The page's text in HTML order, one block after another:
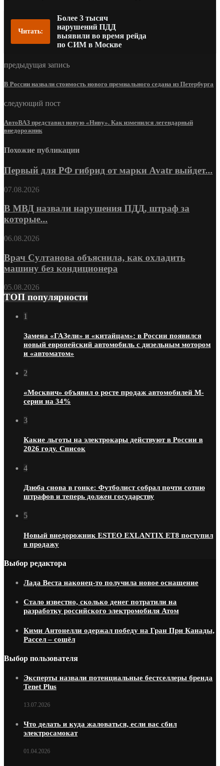
Читать:
Более 3 тысяч
нарушений ПДД
выявили во время рейда
по СИМ в Москве
предыдущая запись
В России назвали стоимость нового премиального седана из Петербурга
следующий пост
АвтоВАЗ представил новую «Ниву». Как изменился легендарный
внедорожник
Похожие публикации
Первый для РФ гибрид от марки Avatr выйдет...
07.08.2026
В МВД назвали нарушения ПДД, штраф за
которые...
06.08.2026
Врач Султанова объяснила, как охладить
машину без кондиционера
05.08.2026
ТОП популярности
1
Замена «ГАЗели» и «китайцам»: в России появился
новый европейский автомобиль с дизельным мотором
и «автоматом»
2
«Москвич» объявил о росте продаж автомобилей М-
серии на 34%
3
Какие льготы на электрокары действуют в России в
2026 году. Список
4
Дзюба снова в гонке: Футболист собрал почти сотню
штрафов и теперь должен государству
5
Новый внедорожник ESTEO EXLANTIX ET8 поступил
в продажу
Выбор редактора
Лада Веста наконец-то получила новое оснащение
Стало известно, сколько денег потратили на
разработку российского электромобиля Атом
Кими Антонелли одержал победу на Гран При Канады,
Рассел – сошёл
Выбор пользователя
Эксперты назвали потенциальные бестселлеры бренда
Tenet Plus
13.07.2026
Что делать и куда жаловаться, если вас сбил
электросамокат
01.04.2026